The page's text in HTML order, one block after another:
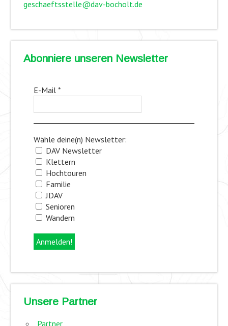
geschaeftsstelle@dav-bocholt.de
Abonniere unseren Newsletter
E-Mail *
Wähle deine(n) Newsletter:
DAV Newsletter
Klettern
Hochtouren
Familie
JDAV
Senioren
Wandern
Unsere Partner
Partner